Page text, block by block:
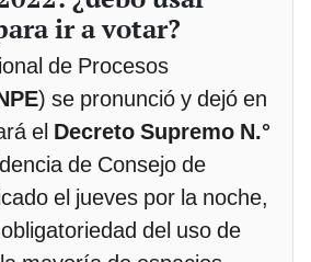
ir a votar?
de Procesos
) se pronunció y dejó en
el Decreto Supremo N.°
de Consejo de
el jueves por la noche,
del uso de